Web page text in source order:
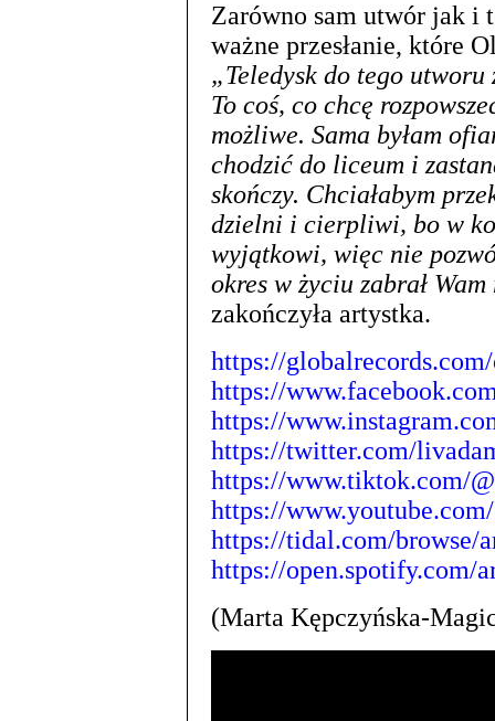
Zarówno sam utwór jak i
ważne przesłanie, które
„Teledysk do tego utworu
To coś, co chcę
możliwe. Sama byłam
chodzić do liceum i
skończy. Chciałabym
dzielni i cierpliwi, bo w
wyjątkowi, więc nie
okres w życiu zabrał
zakończyła artystka.
https://
https://
https://
https://twitter.com/
https://www.tiktok.com/
https://
https://tidal.com/browse/
https://open.spotify.com/
(Marta Kępczyńska-